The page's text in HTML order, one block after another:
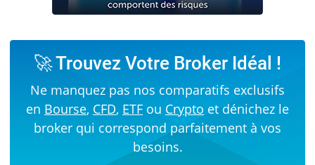
🚀 Trouvez Votre Broker Idéal !
Ne manquez pas nos comparatifs exclusifs
en Bourse, CFD, ETF ou Crypto et dénichez le
broker qui correspond parfaitement à vos
besoins.